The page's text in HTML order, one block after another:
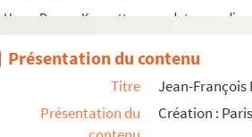
Henry Desrys. Keewetta : anecdote
Jules Romains. Knock ou Le triomphe de la
Benno Vigny. Koenigsmark : pièce en 4
Présentation du contenu
Titre
Jean-François
Présentation du
Création :